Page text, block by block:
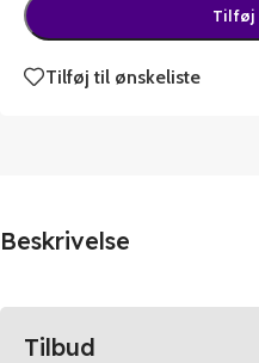
Tilføj
Tilføj til ønskeliste
Beskrivelse
Tilbud